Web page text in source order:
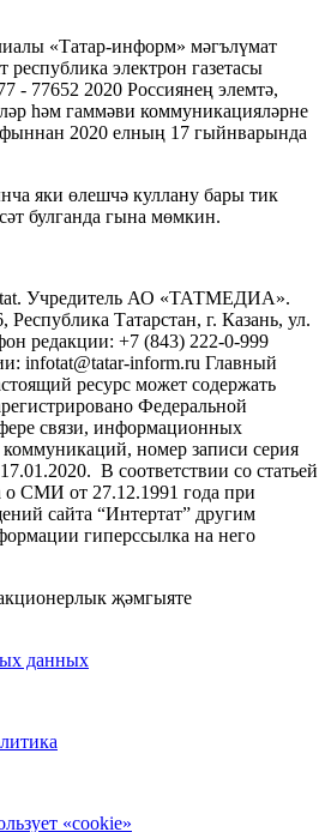
«Татар-информ» мәгълүмат
электрон газетасы
77652 2020 Россиянең элемтә,
һәм гаммәви коммуникацияләрне
2020 елның 17 гыйнварында
яки өлешчә куллану бары тик
булганда гына мөмкин.
Учредитель АО «ТАТМЕДИА».
Татарстан, г. Казань, ул.
редакции: +7 (843) 222-0-999
infotat@tatar-inform.ru Главный
ресурс может содержать
Федеральной
связи, информационных
номер записи серия
В соответствии со статьей
о СМИ от 27.12.1991 года при
сайта “Интертат” другим
гиперссылка на него
җәмгыяте
данных
«cookie»